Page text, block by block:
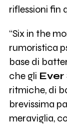
riflessioni fin
“Six in the
rumoristica
base di
che gli Ever
ritmiche, di
brevissima
meraviglia,